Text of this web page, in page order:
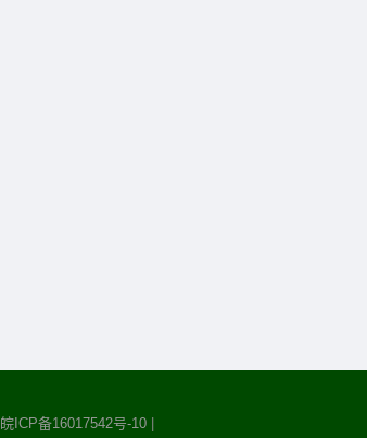
皖ICP备16017542号-10